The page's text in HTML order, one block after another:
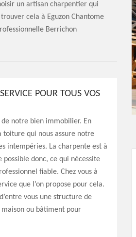
un artisan charpentier qui
cela à Eguzon Chantome
Berrichon
POUR TOUS VOS
de notre bien immobilier. En
toiture qui nous assure notre
intempéries. La charpente est à
donc, ce qui nécessite
fiable. Chez vous à
que l’on propose pour cela.
vous une structure de
ou bâtiment pour